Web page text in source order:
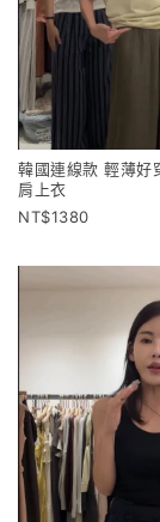
韓國連線款 輕薄好
肩上衣
1380